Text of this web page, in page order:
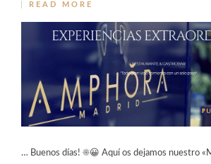
READ MORE
… Buenos días! ☀️😀 Aquí os dejamos nuestro